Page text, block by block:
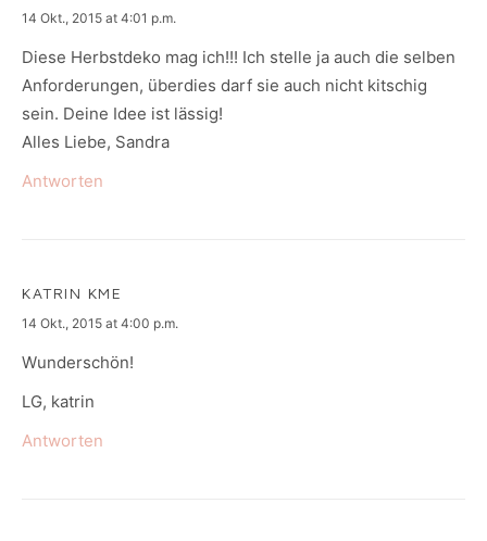
says:
14 Okt., 2015 at 4:01 p.m.
Diese Herbstdeko mag ich!!! Ich stelle ja auch die selben
Anforderungen, überdies darf sie auch nicht kitschig
sein. Deine Idee ist lässig!
Alles Liebe, Sandra
Antworten
KATRIN KME
says:
14 Okt., 2015 at 4:00 p.m.
Wunderschön!
LG, katrin
Antworten